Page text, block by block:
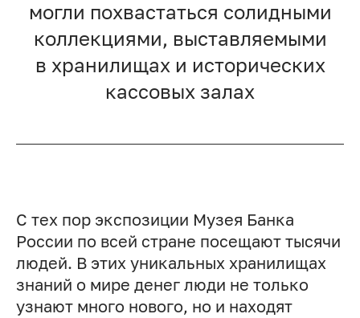
могли похвастаться солидными
коллекциями, выставляемыми
в хранилищах и исторических
кассовых залах
С тех пор экспозиции Музея Банка
России по всей стране посещают тысячи
людей. В этих уникальных хранилищах
знаний о мире денег люди не только
узнают много нового, но и находят